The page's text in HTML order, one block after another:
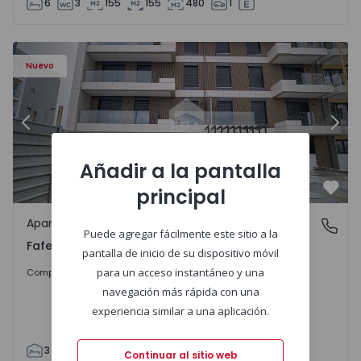
6 3 155 155 480 1
Nuevo
Anterior
Fafe, Braga
Apartamento
Fafe, Braga
Comprar 317.900 €
3 305 2
Añadir a la pantalla
principal
Puede agregar fácilmente este sitio a la
pantalla de inicio de su dispositivo móvil
para un acceso instantáneo y una
navegación más rápida con una
experiencia similar a una aplicación.
Continuar al sitio web